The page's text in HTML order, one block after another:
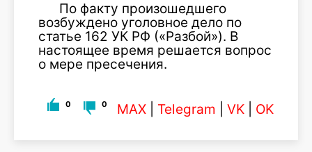
По факту произошедшего
возбуждено уголовное дело по
статье 162 УК РФ («Разбой»). В
настоящее время решается вопрос
о мере пресечения.
0 0 MAX Telegram VK OK